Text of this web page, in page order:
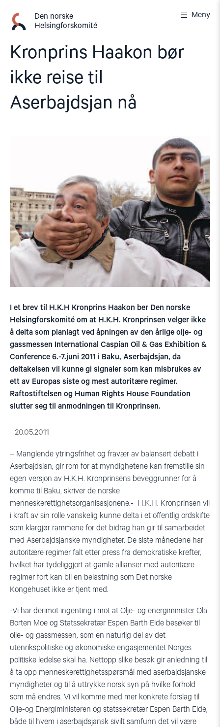
innhold
Den norske
Helsingforskomité
Meny
Kronprins Haakon bør
ikke reise til
Aserbajdsjan nå
I et brev til H.K.H Kronprins Haakon ber Den norske
Helsingforskomité om at H.K.H. Kronprinsen velger ikke
å delta som planlagt ved åpningen av den årlige olje- og
gassmessen International Caspian Oil & Gas Exhibition &
Conference 6.-7.juni 2011 i Baku, Aserbajdsjan, da
deltakelsen vil kunne gi signaler som kan misbrukes av
ett av Europas siste og mest autoritære regimer.
Raftostiftelsen og Human Rights House Foundation
slutter seg til anmodningen til Kronprinsen.
20.05.2011
– Manglende ytringsfrihet og fravær av balansert debatt i
Aserbajdsjan, gir rom for at myndighetene kan fremstille sin
egen versjon av H.K.H. Kronprinsens beveggrunner for å
komme til Baku, skriver de norske
menneskerettighetsorganisasjonene.- H.K.H. Kronprinsen vil
i kraft av sin rolle vanskelig kunne delta i et offentlig ordskifte
som klargjør rammene for det bidrag han gir til samarbeidet
med Aserbajdsjanske myndigheter. De siste månedene har
autoritære regimer falt etter press fra demokratiske krefter,
hvilket har tydeliggjort at gamle allianser med autoritære
regimer fort kan bli en belastning som Det norske
Kongehuset ikke er tjent med.
-Vi har derimot ingenting i mot at Olje- og energiminister Ola
Borten Moe og Statssekretær Espen Barth Eide besøker til
olje- og gassmessen, som en naturlig del av det
utenrikspolitiske og økonomiske engasjementet Norges
politiske ledelse skal ha. Nettopp slike besøk gir anledning til
å ta opp menneskerettighetsspørsmål med aserbajdsjanske
myndigheter og til å uttrykke norsk syn på hvilke forhold
som må endres. Vi vil komme med mer konkrete forslag til
Olje-og Energiministeren og statssekretær Espen Barth Eide,
både til hvem i aserbajdsjansk sivilt samfunn det vil være